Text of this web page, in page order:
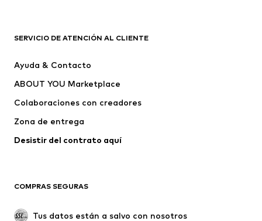
Vestidos
Camisetas y tops
Chaquetas
Jerséis y punto
Ropa interior
Abrigos
Tallas grandes
SERVICIO DE ATENCIÓN AL CLIENTE
Ayuda & Contacto
ABOUT YOU Marketplace
Colaboraciones con creadores
Zona de entrega
Desistir del contrato aquí
COMPRAS SEGURAS
Tus datos están a salvo con nosotros